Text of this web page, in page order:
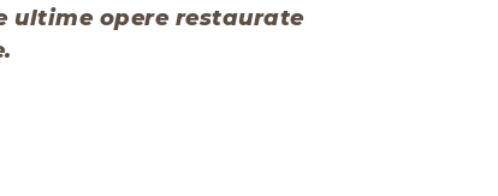
ultime opere restaurate